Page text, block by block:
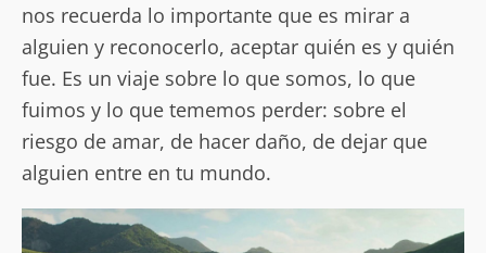
nos recuerda lo importante que es mirar a
alguien y reconocerlo, aceptar quién es y quién
fue. Es un viaje sobre lo que somos, lo que
fuimos y lo que tememos perder: sobre el
riesgo de amar, de hacer daño, de dejar que
alguien entre en tu mundo.